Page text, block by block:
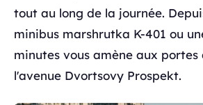
tout au long de la journée.
minibus marshrutka K-401 ou
minutes vous amène aux portes
l'avenue Dvortsovy Prospekt.